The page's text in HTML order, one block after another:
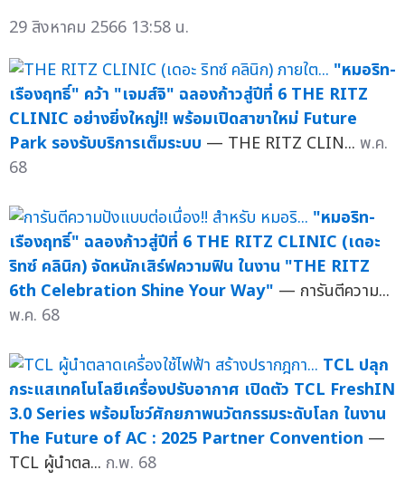
29 สิงหาคม 2566 13:58 น.
"หมอริท-
เรืองฤทธิ์" คว้า "เจมส์จิ" ฉลองก้าวสู่ปีที่ 6 THE RITZ
CLINIC อย่างยิ่งใหญ่!! พร้อมเปิดสาขาใหม่ Future
Park รองรับบริการเต็มระบบ — THE RITZ CLIN... พ.ค.
68
"หมอริท-
เรืองฤทธิ์" ฉลองก้าวสู่ปีที่ 6 THE RITZ CLINIC (เดอะ
ริทซ์ คลินิก) จัดหนักเสิร์ฟความฟิน ในงาน "THE RITZ
6th Celebration Shine Your Way" — การันตีความ...
พ.ค. 68
TCL ปลุก
กระแสเทคโนโลยีเครื่องปรับอากาศ เปิดตัว TCL FreshIN
3.0 Series พร้อมโชว์ศักยภาพนวัตกรรมระดับโลก ในงาน
The Future of AC : 2025 Partner Convention —
TCL ผู้นำตล... ก.พ. 68